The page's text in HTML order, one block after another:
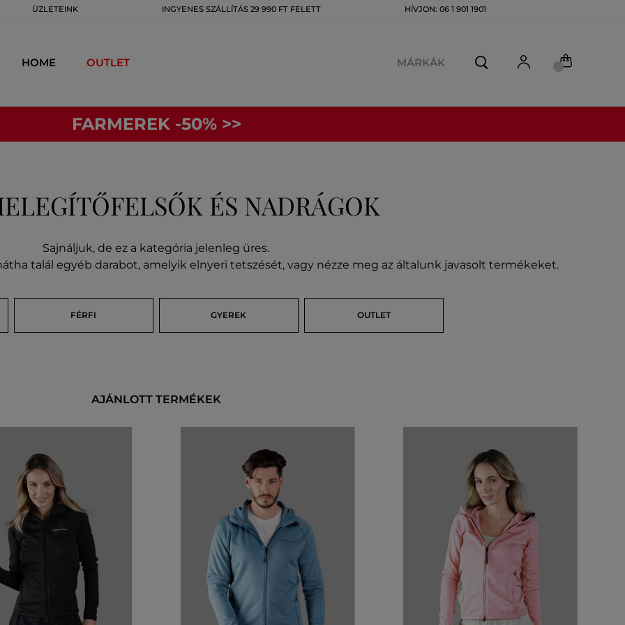
ÜZLETEINK INGYENES SZÁLLÍTÁS 29 990 FT FELETT HÍVJON: 06 1 901 1901
HOME OUTLET MÁRKÁK
FARMEREK -50% >>
ÉS NADRÁGOK
Sajnáljuk, de ez a kategória jelenleg üres.
talál egyéb darabot, amelyik elnyeri tetszését, vagy nézze meg az általunk javasolt termékeket.
FÉRFI GYEREK OUTLET
AJÁNLOTT TERMÉKEK